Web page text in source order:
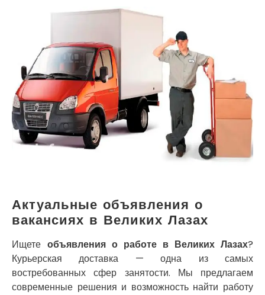
Актуальные объявления о
вакансиях в Великих Лазах
Ищете объявления о работе в Великих Лазах?
Курьерская доставка — одна из самых
востребованных сфер занятости. Мы предлагаем
современные решения и возможность найти работу
Коростень
Корсунь-Шевченковский
Костополь
Ковель
Козин
Красноград
Кременчуг
Кременец
Крыховцы
Крюковщина
Крыжановка
Ладыжин
Лесники
Лиманка
Лозовая